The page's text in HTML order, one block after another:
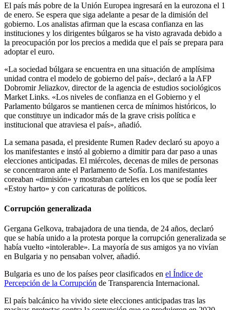
El país más pobre de la Unión Europea ingresará en la eurozona el 1
de enero. Se espera que siga adelante a pesar de la dimisión del
gobierno. Los analistas afirman que la escasa confianza en las
instituciones y los dirigentes búlgaros se ha visto agravada debido a
la preocupación por los precios a medida que el país se prepara para
adoptar el euro.
«La sociedad búlgara se encuentra en una situación de amplísima
unidad contra el modelo de gobierno del país», declaró a la AFP
Dobromir Jeliazkov, director de la agencia de estudios sociológicos
Market Links. «Los niveles de confianza en el Gobierno y el
Parlamento búlgaros se mantienen cerca de mínimos históricos, lo
que constituye un indicador más de la grave crisis política e
institucional que atraviesa el país», añadió.
La semana pasada, el presidente Rumen Radev declaró su apoyo a
los manifestantes e instó al gobierno a dimitir para dar paso a unas
elecciones anticipadas. El miércoles, decenas de miles de personas
se concentraron ante el Parlamento de Sofía. Los manifestantes
coreaban «dimisión» y mostraban carteles en los que se podía leer
«Estoy harto» y con caricaturas de políticos.
Corrupción generalizada
Gergana Gelkova, trabajadora de una tienda, de 24 años, declaró
que se había unido a la protesta porque la corrupción generalizada se
había vuelto «intolerable». La mayoría de sus amigos ya no vivían
en Bulgaria y no pensaban volver, añadió.
Bulgaria es uno de los países peor clasificados en el Índice de
Percepción de la Corrupción de Transparencia Internacional.
El país balcánico ha vivido siete elecciones anticipadas tras las